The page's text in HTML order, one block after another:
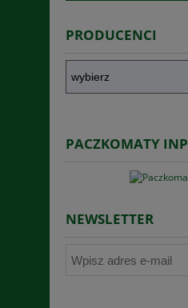
PRODUCENCI
PACZKOMATY
NEWSLETTER